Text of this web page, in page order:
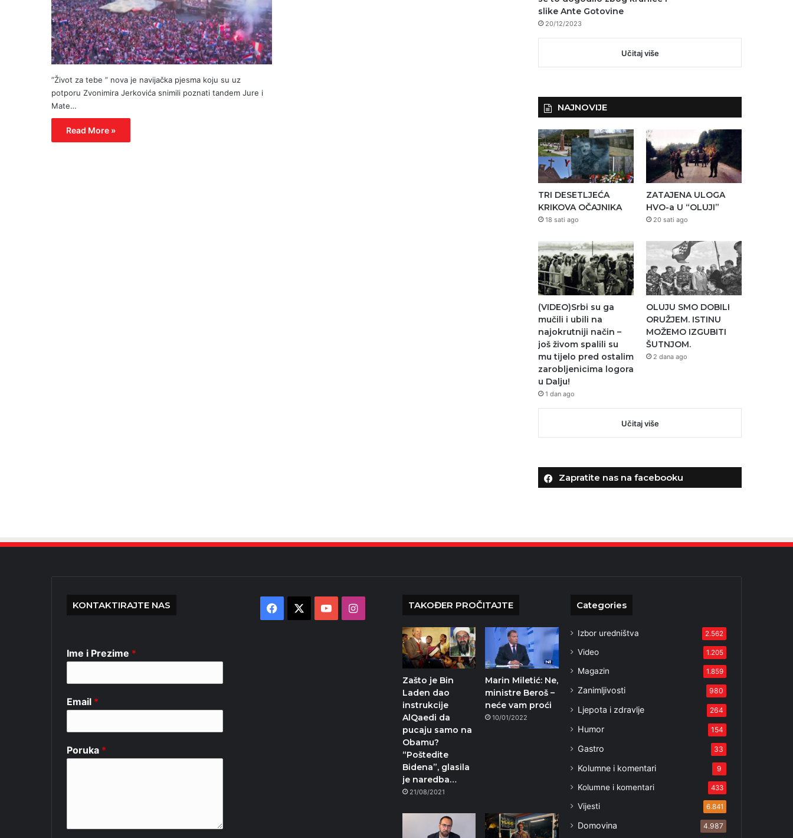
”Život za tebe ” nova je navijačka pjesma koju su uz
potporu Zvonimira Jerkovića snimili poznati tandem Jure i
Mate…
Read More »
slike Ante Gotovine
20/12/2023
Učitaj više
NAJNOVIJE
TRI DESETLJEĆA
KRIKOVA OČAJNIKA
18 sati ago
ZATAJENA ULOGA
HVO-a U “OLUJI”
20 sati ago
(VIDEO)Srbi su ga
mučili i ubili na
najokrutniji način –
još živom spalili su
mu tijelo pred ostalim
zarobljenicima logora
u Dalju!
1 dan ago
OLUJU SMO DOBILI
ORUŽJEM. ISTINU
MOŽEMO IZGUBITI
ŠUTNJOM.
2 dana ago
Učitaj više
Zapratite nas na facebooku
KONTAKTIRAJTE NAS
Ime i Prezime *
Email *
Poruka *
Facebook YouTubeInstagram TAKOĐER PROČITAJTE
Zašto je Bin
Laden dao
instrukcije
AlQaedi da
pucaju samo na
Obamu?
“Poštedite
Bidena”, glasila
je naredba…
21/08/2021
Marin Miletić: Ne,
ministre Beroš –
neće vam proći
10/01/2022
Categories
Izbor uredništva 2.562
Video 1.205
Magazin 1.859
Zanimljivosti 980
Ljepota i zdravlje 264
Humor 154
Gastro 33
Kolumne i komentari 9
Kolumne i komentari 433
Vijesti 6.841
Domovina 4.987